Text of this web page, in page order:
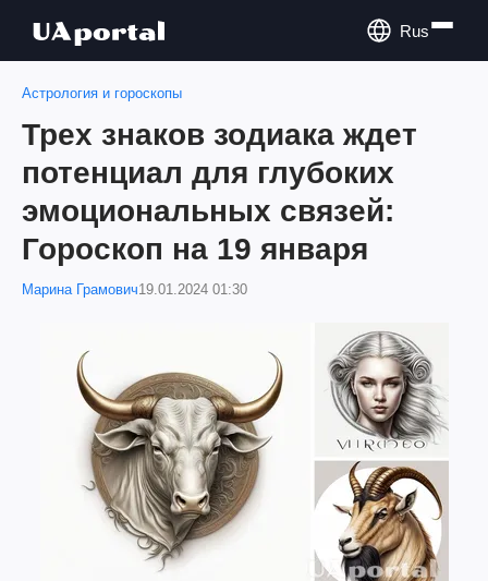
Rus
Астрология и гороскопы
Трех знаков зодиака ждет
потенциал для глубоких
эмоциональных связей:
Гороскоп на 19 января
Марина Грамович19.01.2024 01:30